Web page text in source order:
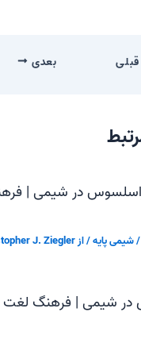
قبلی بعدی
در شیمی |
/شیمی پایه/ ازJ. Ziegler
در شیمی | فرهنگ لغت